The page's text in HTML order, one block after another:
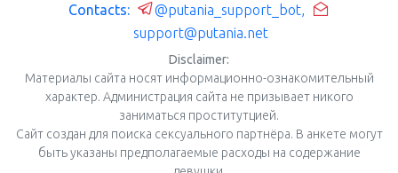
Contacts:
@putania_support_bot,
support@putania.net
Disclaimer:
Материалы сайта носят информационно-ознакомительный
характер. Администрация сайта не призывает никого
заниматься проститутцией.
Сайт создан для поиска сексуального партнёра. В анкете могут
быть указаны предполагаемые расходы на содержание